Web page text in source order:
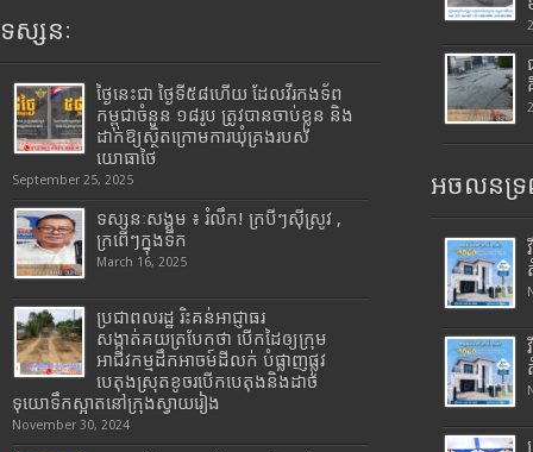
ទស្សនៈ
ថ្ងៃនេះជា ថ្ងៃទី៥៨ហើយ ដែលវីរកងទ័ព
កម្ពុជាចំនួន ១៨រូប ត្រូវបានចាប់ខ្លួន និង
ដាក់ឱ្យស្ថិតក្រោមការឃុំគ្រងរបស់
យោធាថៃ
September 25, 2025
ទស្សនៈសង្គម ៖ រំលឹក! ក្របីៗស៊ីស្រូវ ,
ក្រពើៗក្នុងទឹក
March 16, 2025
ប្រជាពលរដ្ឋ រិះគន់អាជ្ញាធរ
សង្កាត់គយត្របែកថា បើកដៃឲ្យក្រុម
អាជីវកម្មដឹកអាចម៍ដីលក់ បំផ្លាញផ្លូវ
បេតុងស្រុតខូចរបើកបេតុងនិងដាច់
ទុយោទឹកស្អាតនៅក្រុងស្វាយរៀង
November 30, 2024
អចលនទ្រ